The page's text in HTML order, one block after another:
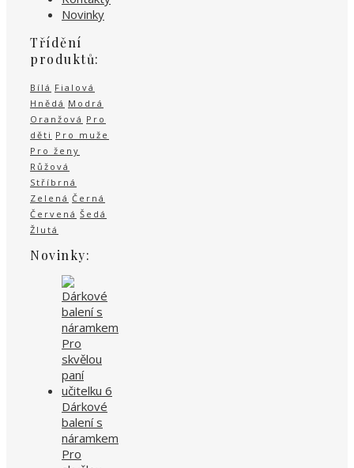
Novinky
Třídění
produktů:
Bílá Fialová
Hnědá Modrá
Oranžová Pro
děti Pro muže
Pro ženy
Růžová
Stříbrná
Zelená Černá
Červená Šedá
Žlutá
Novinky:
Dárkové
balení s
náramkem
Pro